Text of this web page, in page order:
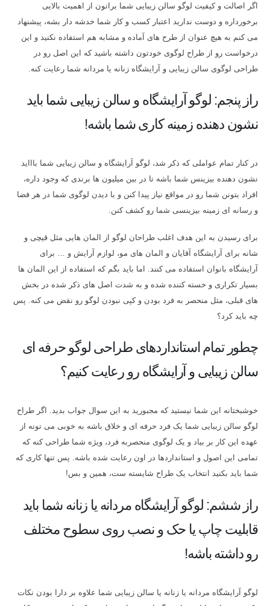
اگر اصالت و کیفیت لوگو سالن زیبایی شما براتون از اهمیت بالایی
برخورداره و دوست ندارید اعتبار کسب و کار شما خدشه دار بشه، پیشنهاد
می کنم به هیچ عنوان از طرح های آماده و مشابه هم استفاده نکنید و این
درخواست رو از طراح لوگوی خودتون داشته باشید که این اصل رو در
طراحی لوگوی سالن زیبایی و آرایشگاه زنانه یا مردانه شما رعایت کنه.
راز پنجم: لوگو آرایشگاه و سالن زیبایی شما باید
نشون دهنده زمینه کاری شما باشه!
در کنار تمام عواملی که ذکر شد، لوگو آرایشگاه و سالن زیبایی شما باااید
نشون دهنده بیزینس شما باشه تا در بین میلیون ها برندی که وجود داره،
افراد بتونن شما رو در مواقع نیاز پیدا کنن و با دیدن لوگوی شما در هر فضا
و رسانه ای زمینه بیزینسی شما رو کشف کنن.
برای رسیدن به این هدف اغلب طراحان لوگو از المان هایی مثل قیچی و
شانه برای آرایشگاه آقایان و المان های مو، لوازم آرایش و … برای
آرایشگاه بانوان استفاده می کنند. اما باید بگم که استفاده از این المان ها
بسیار تکراری و خسته کننده شده و به شدت اصل های ذکر شده در بخش
های قبلی، مثل منحصر به فرد بودن و کپی نبودن لوگو رو نقض می کنه. پس
چه باید کرد؟
چطور تمام استانداردهای طراحی لوگو حرفه ای
سالن زیبایی و آرایشگاه رو رعایت کنیم؟
خوشبختانه این شما نیستید که مجبورید به این سوال جواب بدید. اگر طراح
لوگو سالن زیبایی شما یک فرد حرفه ای و خلاق باشه به خوبی می تونه از
عهده این کار بر بیاد و یک لوگوی منحصربه فرد، ویژه شما طراحی کنه که
تمامی این اصول و استانداردها در اون رعایت شده باشه. پس تنها کاری که
شما باید بکنید انتخاب یک طراح شایسته ست، همین و بس!
راز ششم: لوگو آرایشگاه مردانه یا زنانه شما باید
قابلیت چاپ یا حک و نصب روی سطوح مختلف
رو داشته باشه!
لوگو آرایشگاه مردانه یا زنانه یا سالن زیبایی شما علاوه بر دارا بودن نکات